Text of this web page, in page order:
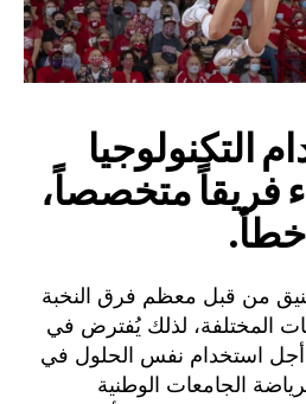
التكنولوجيا
فريقاً متخصصاً،
من قبل معظم فرق النخبة
المختلفة، لذلك يُفترض في
أجل استخدام نفس الحلول في
الجامعات الوطنية